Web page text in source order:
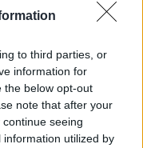
to third parties, or
information for
the below opt-out
note that after your
seeing
utilized by
να
για